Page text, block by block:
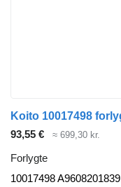
93,55 € ≈ 699,30 kr.
Forlygte
10017498 A9608201839